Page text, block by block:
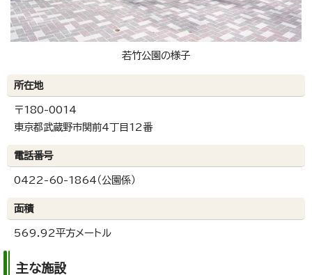
若竹公園の様子
所在地
〒180-0014
東京都武蔵野市関前4丁目12番
電話番号
0422-60-1864（公園係）
面積
569.92平方メートル
主な施設